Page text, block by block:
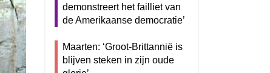
demonstreert het failliet van
de Amerikaanse democratie’
Maarten: ‘Groot-Brittannië is
blijven steken in zijn oude